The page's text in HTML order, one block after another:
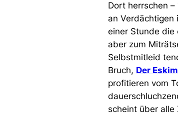
Dort herrschen
an Verdächtigen
einer Stunde die
aber zum
Selbstmitleid
Bruch, Der
profitieren vom
scheint über